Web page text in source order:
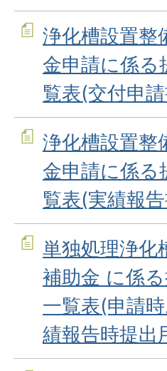
浄化槽設置整
金申請に係る
覧表(交付申
浄化槽設置整
金申請に係る
覧表(実績報
単独処理浄化
補助金 に係
一覧表(申請
績報告時提出